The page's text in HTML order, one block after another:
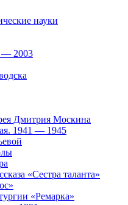
науки
— 2003
Дмитрия Москина
1941 — 1945
«Сестра таланта»
«Ремарка»